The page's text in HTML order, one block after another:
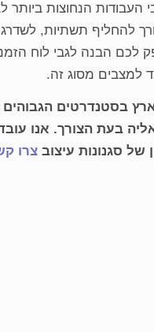
העבודות הנחוצות
להחליף תשתיות,
הבנה לגבי לוח
למצבים מסוג זה.
בעת הצורך. אנו
של סגנונות עיצובצרו